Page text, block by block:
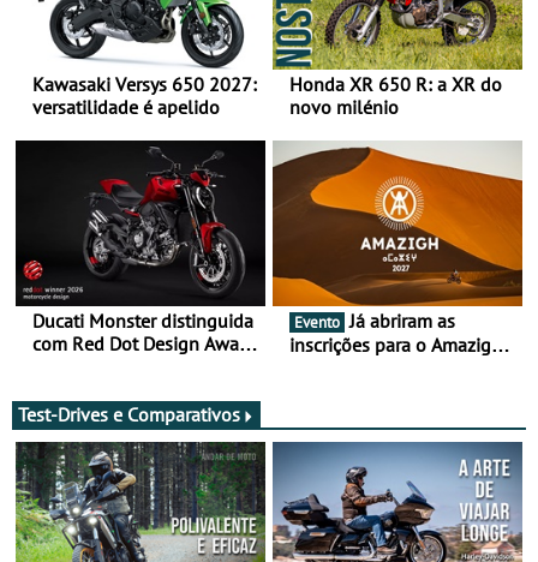
Kawasaki Versys 650 2027:
versatilidade é apelido
Honda XR 650 R: a XR do
novo milénio
Ducati Monster distinguida
com Red Dot Design Award
Evento Já abriram as
inscrições para o Amazigh
experience in Morocco
Test-Drives e Comparativos